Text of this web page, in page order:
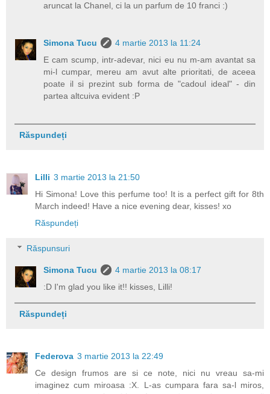
aruncat la Chanel, ci la un parfum de 10 franci :)
Simona Tucu
4 martie 2013 la 11:24
E cam scump, intr-adevar, nici eu nu m-am avantat sa
mi-l cumpar, mereu am avut alte prioritati, de aceea
poate il si prezint sub forma de "cadoul ideal" - din
partea altcuiva evident :P
Răspundeți
Lilli 3 martie 2013 la 21:50
Hi Simona! Love this perfume too! It is a perfect gift for 8th
March indeed! Have a nice evening dear, kisses! xo
Răspundeți
Răspunsuri
Simona Tucu
4 martie 2013 la 08:17
:D I'm glad you like it!! kisses, Lilli!
Răspundeți
Federova 3 martie 2013 la 22:49
Ce design frumos are si ce note, nici nu vreau sa-mi
imaginez cum miroasa :X. L-as cumpara fara sa-l miros,